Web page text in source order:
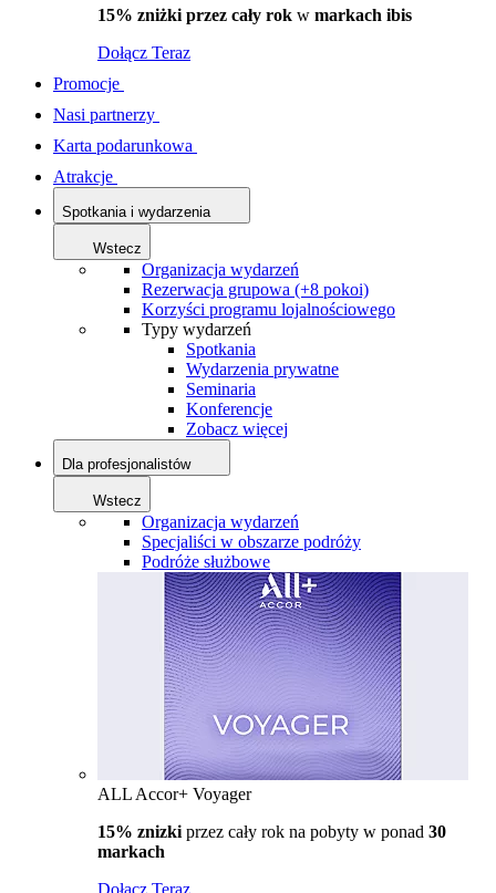
15% zniżki przez cały rok w markach ibis
Dołącz Teraz
Promocje
Nasi partnerzy
Karta podarunkowa
Atrakcje
Spotkania i wydarzenia
Wstecz
Organizacja wydarzeń
Rezerwacja grupowa (+8 pokoi)
Korzyści programu lojalnościowego
Typy wydarzeń
Spotkania
Wydarzenia prywatne
Seminaria
Konferencje
Zobacz więcej
Dla profesjonalistów
Wstecz
Organizacja wydarzeń
Specjaliści w obszarze podróży
Podróże służbowe
ALL Accor+ Voyager
15% znizki przez cały rok na pobyty w ponad 30
markach
Dołącz Teraz